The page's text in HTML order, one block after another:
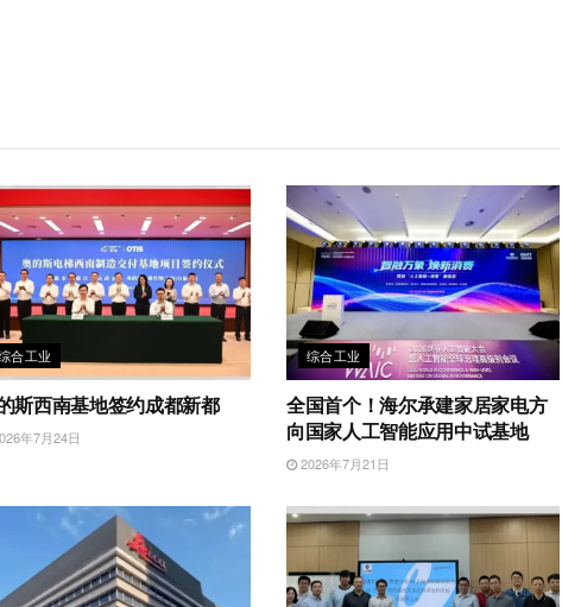
合工业
斯西南基地签约成都新都
年7月24日
综合工业
全国首个！海尔承建家居家电方
向国家人工智能应用中试基地
2026年7月21日